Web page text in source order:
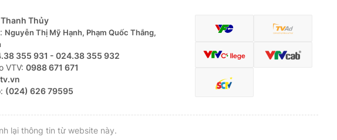
Thủy
Nguyễn Thị Mỹ Hạnh, Phạm Quốc Thắng,
355 931 - 024.38 355 932
VTV: 0988 671 671
(024) 626 79595
lại thông tin từ website này.